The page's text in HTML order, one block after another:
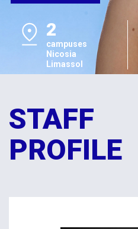
2
campuses
Nicosia
Limassol
STAFF
PROFILE